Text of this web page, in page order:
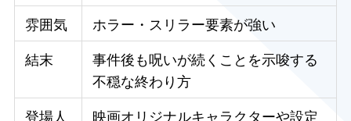
雰囲気
ホラー・スリラー要素が強い
結末
事件後も呪いが続くことを示唆する
不穏な終わり方
登場人
映画オリジナルキャラクターや設定